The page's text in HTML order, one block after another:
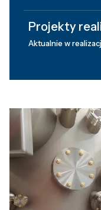
Projekty
Aktualnie w